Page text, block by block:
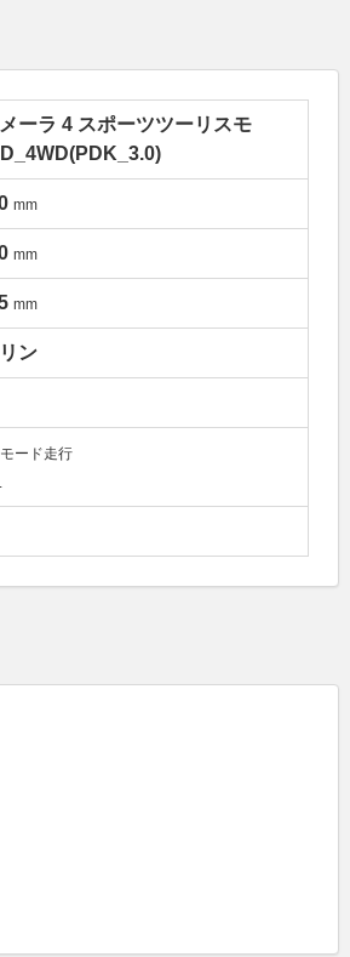
ーラ 4 スポーツツーリスモ
mm
mm
mm
ン
ード走行